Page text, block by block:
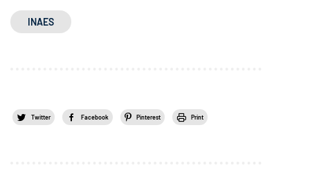
INAES
Twitter Facebook Pinterest Print